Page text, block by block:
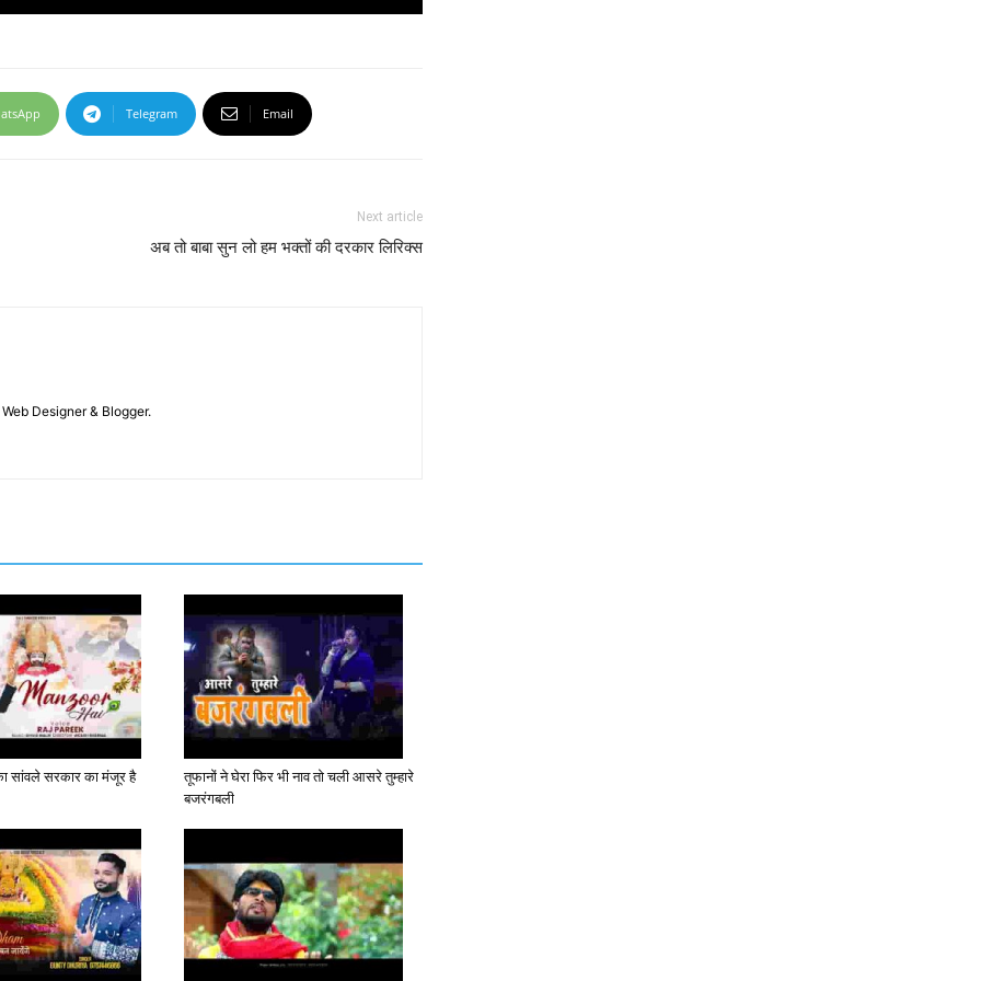
Telegram Email
Next article
अब तो बाबा सुन लो हम भक्तों की दरकार लिरिक्स
Designer & Blogger.
सांवले सरकार का मंजूर है
तूफानों ने घेरा फिर भी नाव तो चली आसरे तुम्हारे
बजरंगबली